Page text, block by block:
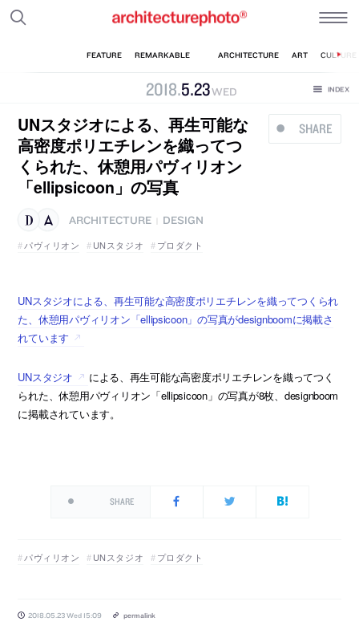
2018.5.23WED
SHARE
UNスタジオによる、再生可能な
高密度ポリエチレンを織ってつ
くられた、休憩用パヴィリオン
「ellipsicoon」の写真
ARCHITECTURE
DESIGN
パヴィリオン
UNスタジオ プロダクト
UNスタジオによる、再生可能な高密度ポリエチレンを織ってつくられ
た、休憩用パヴィリオン「ellipsicoon」の写真がdesignboomに掲載さ
れています
UNスタジオ
による、再生可能な高密度ポリエチレンを織ってつく
られた、休憩用パヴィリオン「ellipsicoon」の写真が8枚、designboom
に掲載されています。
SHARE
パヴィリオン UNスタジオ プロダクト
2018.05.23 Wed 15:09 permalink